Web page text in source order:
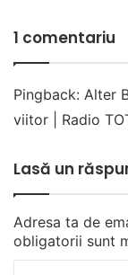
1 comentariu
Pingback: Alter
viitor | Radio
Lasă un
Adresa ta de
obligatorii sunt